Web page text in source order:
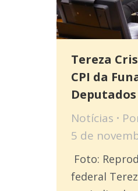
Tereza
CPI da
Deputados
Notícias
5 de
Foto:
federal